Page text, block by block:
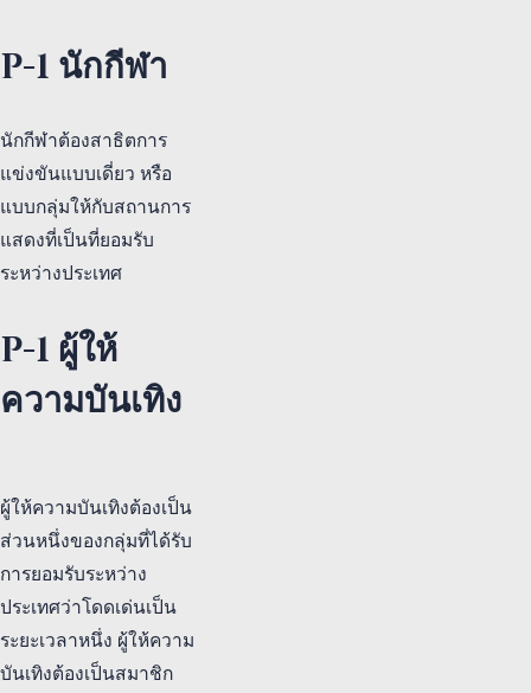
P-1 นักกีฬา
นักกีฬาต้องสาธิตการ
แข่งขันแบบเดี่ยว หรือ
แบบกลุ่มให้กับสถานการ
แสดงที่เป็นที่ยอมรับ
ระหว่างประเทศ
P-1 ผู้ให้
ความบันเทิง
ผู้ให้ความบันเทิงต้องเป็น
ส่วนหนึ่งของกลุ่มที่ได้รับ
การยอมรับระหว่าง
ประเทศว่าโดดเด่นเป็น
ระยะเวลาหนึ่ง ผู้ให้ความ
บันเทิงต้องเป็นสมาชิก